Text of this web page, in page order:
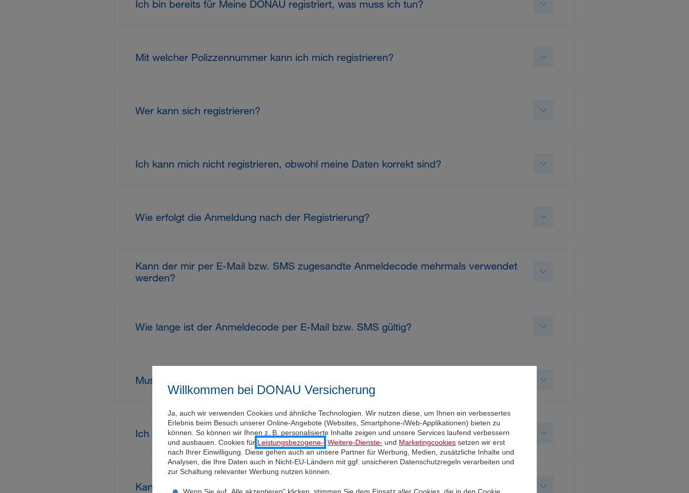
Willkommen bei DONAU Versicherung
Ja, auch wir verwenden Cookies und ähnliche Technologien. Wir nutzen diese, um Ihnen ein verbessertes
Erlebnis beim Besuch unserer Online-Angebote (Websites, Smartphone-/Web-Applikationen) bieten zu
können. So können wir Ihnen z. B. personalisierte Inhalte zeigen und unsere Services laufend verbessern
und ausbauen. Cookies für Leistungsbezogene- Weitere-Dienste- und Marketingcookies setzen wir erst
nach Ihrer Einwilligung. Diese gehen auch an unsere Partner für Werbung, Medien, zusätzliche Inhalte und
Analysen, die Ihre Daten auch in Nicht-EU-Ländern mit ggf. unsicheren Datenschutzregeln verarbeiten und
zur Schaltung relevanter Werbung nutzen können.
Wenn Sie auf „Alle akzeptieren" klicken, stimmen Sie dem Einsatz aller Cookies, die in den Cookie
Ich bin bereits für Meine DONAU registriert, was muss ich tun?
Mit welcher Polizzennummer kann ich mich registrieren?
Wer kann sich registrieren?
Ich kann mich nicht registrieren, obwohl meine Daten korrekt sind?
Wie erfolgt die Anmeldung nach der Registrierung?
Kann der mir per E-Mail bzw. SMS zugesandte Anmeldecode mehrmals verwendet
werden?
Wie lange ist der Anmeldecode per E-Mail bzw. SMS gültig?
Muss ich mich jedes Mal neu einloggen?
Ich habe mein Passwort vergessen, was kann ich tun?
Kann ich mein Passwort ändern, auch wenn ich es weiß?